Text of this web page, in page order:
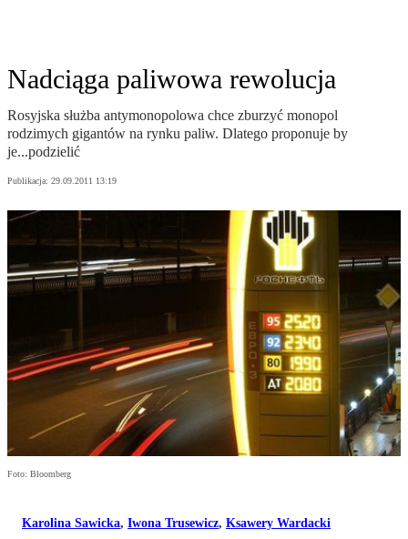
Nadciąga paliwowa rewolucja
Rosyjska służba antymonopolowa chce zburzyć monopol
rodzimych gigantów na rynku paliw. Dlatego proponuje by
je...podzielić
Publikacja: 29.09.2011 13:19
Foto: Bloomberg
Karolina Sawicka, Iwona Trusewicz, Ksawery Wardacki